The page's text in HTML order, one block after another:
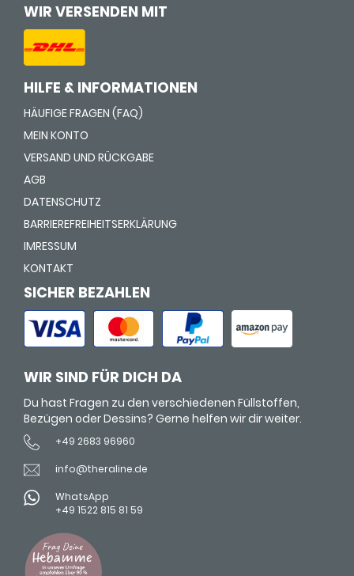
WIR VERSENDEN MIT
HILFE & INFORMATIONEN
HÄUFIGE FRAGEN (FAQ)
MEIN KONTO
VERSAND UND RÜCKGABE
AGB
DATENSCHUTZ
BARRIEREFREIHEITSERKLÄRUNG
IMRESSUM
KONTAKT
SICHER BEZAHLEN
WIR SIND FÜR DICH DA
Du hast Fragen zu den verschiedenen Füllstoffen,
Bezügen oder Dessins? Gerne helfen wir dir weiter.
+49 2683 96960
info@theraline.de
WhatsApp
+49 1522 815 81 59